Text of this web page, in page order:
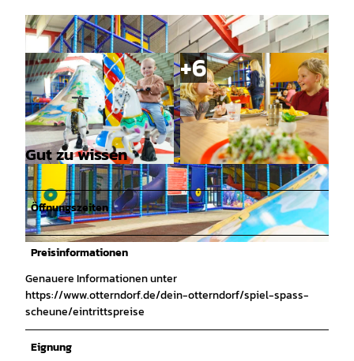
© Dahmke Photographie |
© Dahmke Photographie |CC-BY © Dahmke Photographie |CC-BY
Gut zu wissen
Öffnungszeiten
Preisinformationen
Genauere Informationen unter
https://www.otterndorf.de/dein-otterndorf/spiel-spass-
scheune/eintrittspreise
Eignung